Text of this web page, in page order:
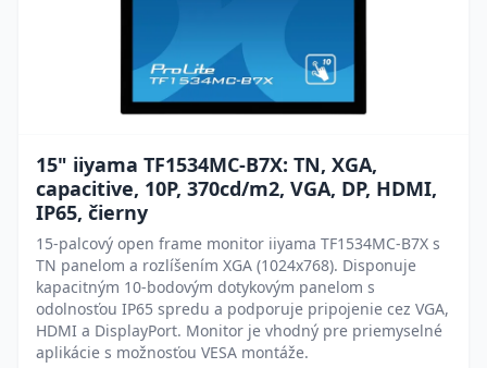
15" iiyama TF1534MC-B7X: TN, XGA,
capacitive, 10P, 370cd/m2, VGA, DP, HDMI,
IP65, čierny
15-palcový open frame monitor iiyama TF1534MC-B7X s
TN panelom a rozlíšením XGA (1024x768). Disponuje
kapacitným 10-bodovým dotykovým panelom s
odolnosťou IP65 spredu a podporuje pripojenie cez VGA,
HDMI a DisplayPort. Monitor je vhodný pre priemyselné
aplikácie s možnosťou VESA montáže.